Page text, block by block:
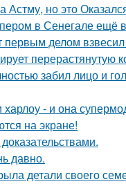
но это
в Сенегале ещё
первым делом взвесил
перерастянутую
забил лицо и
- и она
на экране!
давно.
детали своего